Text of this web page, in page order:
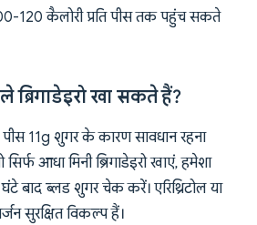
120 कैलोरी प्रति पीस तक पहुंच सकते
ब्रिगाडेइरो खा सकते हैं?
पीस 11g शुगर के कारण सावधान रहना
आधा मिनी ब्रिगाडेइरो खाएं, हमेशा
बाद ब्लड शुगर चेक करें। एरिथ्रिटोल या
सुरक्षित विकल्प हैं।